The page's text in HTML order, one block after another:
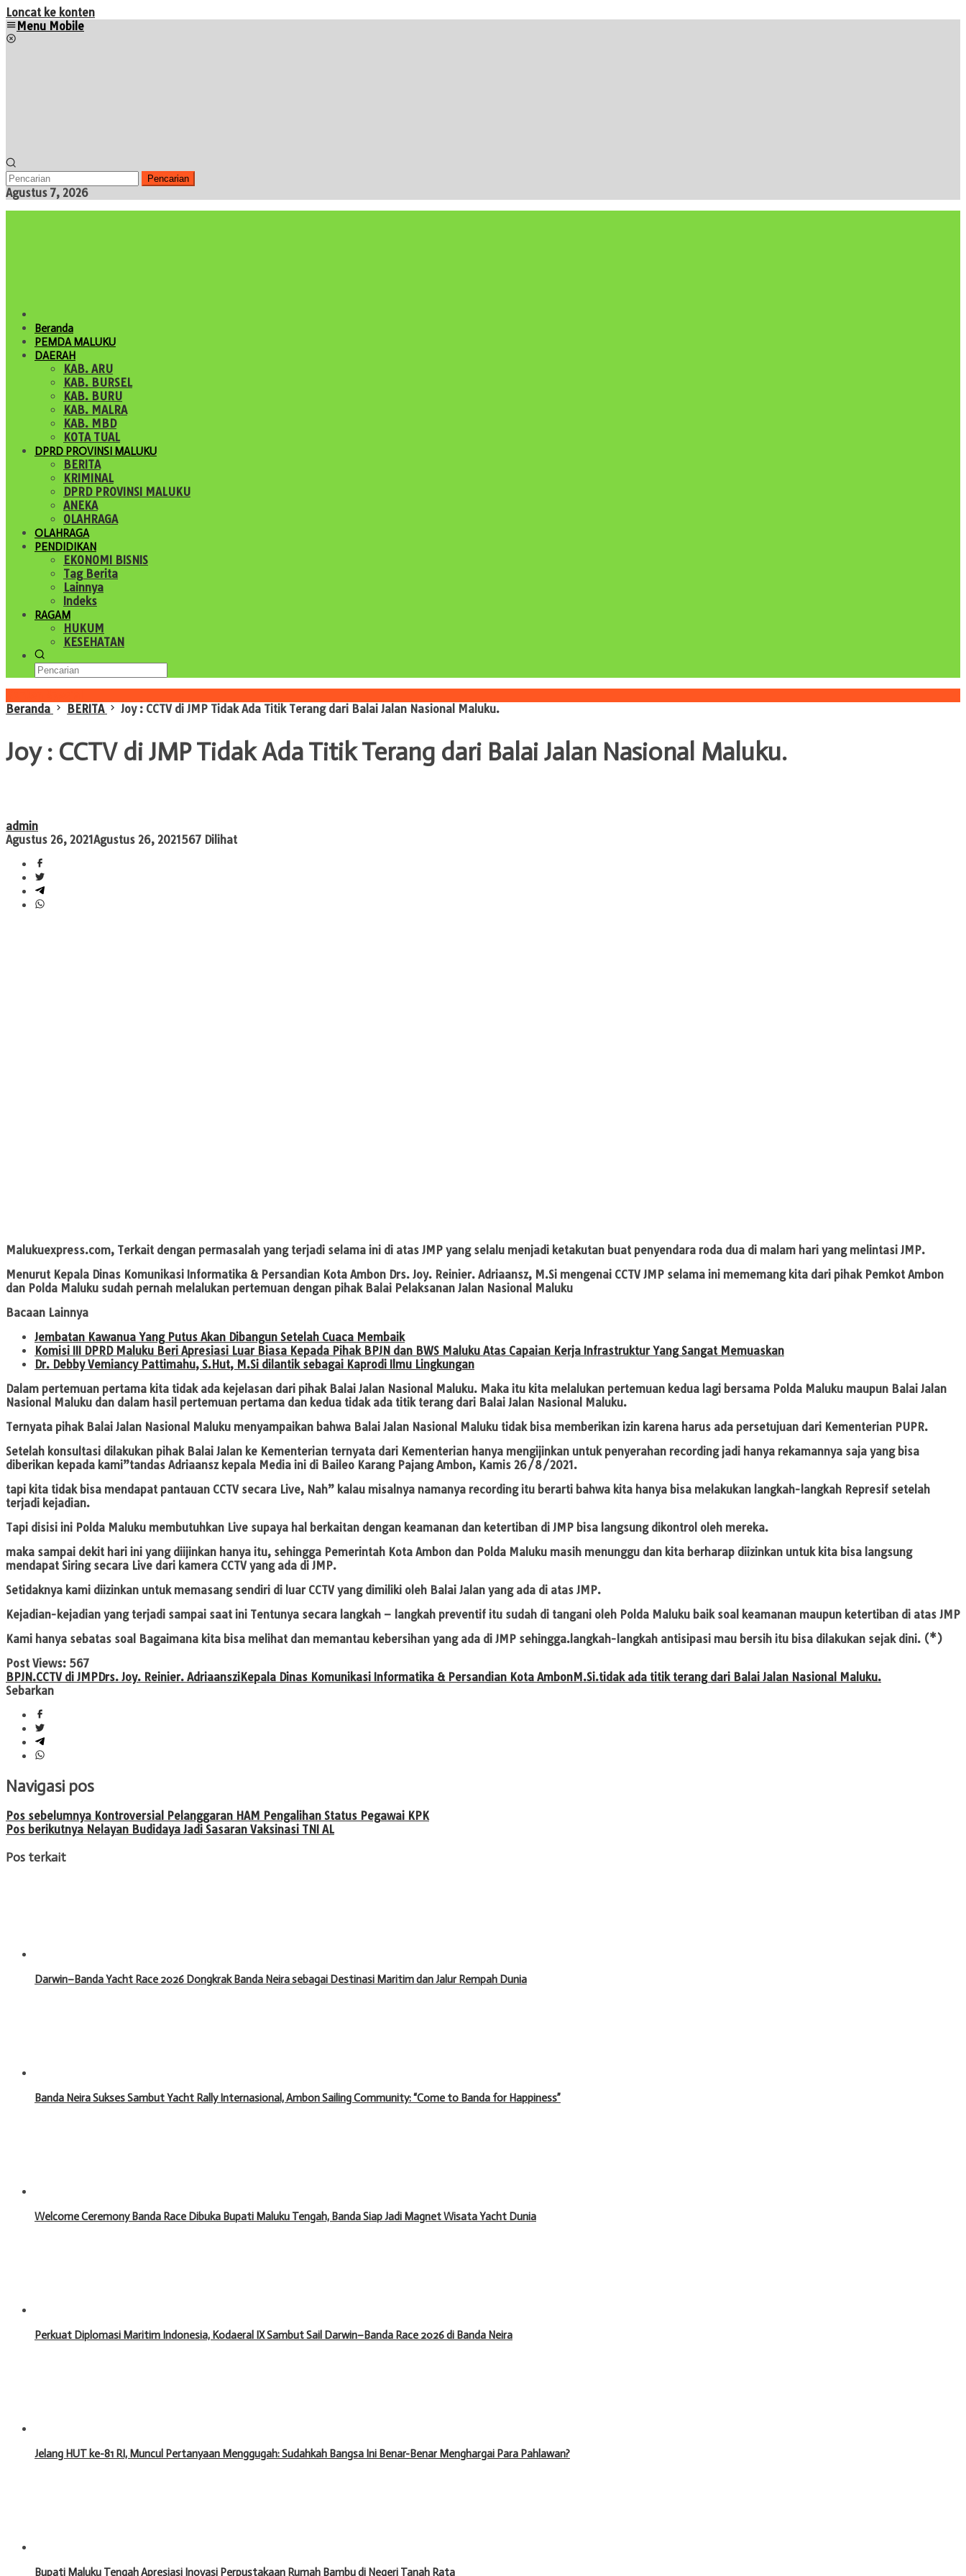
Loncat ke konten
Menu Mobile
Pencarian
Agustus 7, 2026
Beranda
PEMDA MALUKU
DAERAH
KAB. ARU
KAB. BURSEL
KAB. BURU
KAB. MALRA
KAB. MBD
KOTA TUAL
DPRD PROVINSI MALUKU
BERITA
KRIMINAL
DPRD PROVINSI MALUKU
ANEKA
OLAHRAGA
OLAHRAGA
PENDIDIKAN
EKONOMI BISNIS
Tag Berita
Lainnya
Indeks
RAGAM
HUKUM
KESEHATAN
Beranda
BERITA Joy : CCTV di JMP Tidak Ada Titik Terang dari Balai Jalan Nasional Maluku.
Joy : CCTV di JMP Tidak Ada Titik Terang dari Balai Jalan Nasional Maluku.
admin
Agustus 26, 2021Agustus 26, 2021567 Dilihat
Malukuexpress.com, Terkait dengan permasalah yang terjadi selama ini di atas JMP yang selalu menjadi ketakutan buat penyendara roda dua di malam hari yang melintasi JMP.
Menurut Kepala Dinas Komunikasi Informatika & Persandian Kota Ambon Drs. Joy. Reinier. Adriaansz, M.Si mengenai CCTV JMP selama ini mememang kita dari pihak Pemkot Ambon
dan Polda Maluku sudah pernah melalukan pertemuan dengan pihak Balai Pelaksanan Jalan Nasional Maluku
Bacaan Lainnya
Jembatan Kawanua Yang Putus Akan Dibangun Setelah Cuaca Membaik
Komisi III DPRD Maluku Beri Apresiasi Luar Biasa Kepada Pihak BPJN dan BWS Maluku Atas Capaian Kerja Infrastruktur Yang Sangat Memuaskan
Dr. Debby Vemiancy Pattimahu, S.Hut, M.Si dilantik sebagai Kaprodi Ilmu Lingkungan
Dalam pertemuan pertama kita tidak ada kejelasan dari pihak Balai Jalan Nasional Maluku. Maka itu kita melalukan pertemuan kedua lagi bersama Polda Maluku maupun Balai Jalan
Nasional Maluku dan dalam hasil pertemuan pertama dan kedua tidak ada titik terang dari Balai Jalan Nasional Maluku.
Ternyata pihak Balai Jalan Nasional Maluku menyampaikan bahwa Balai Jalan Nasional Maluku tidak bisa memberikan izin karena harus ada persetujuan dari Kementerian PUPR.
Setelah konsultasi dilakukan pihak Balai Jalan ke Kementerian ternyata dari Kementerian hanya mengijinkan untuk penyerahan recording jadi hanya rekamannya saja yang bisa
diberikan kepada kami”tandas Adriaansz kepala Media ini di Baileo Karang Pajang Ambon, Kamis 26/8/2021.
tapi kita tidak bisa mendapat pantauan CCTV secara Live, Nah” kalau misalnya namanya recording itu berarti bahwa kita hanya bisa melakukan langkah-langkah Represif setelah
terjadi kejadian.
Tapi disisi ini Polda Maluku membutuhkan Live supaya hal berkaitan dengan keamanan dan ketertiban di JMP bisa langsung dikontrol oleh mereka.
maka sampai dekit hari ini yang diijinkan hanya itu, sehingga Pemerintah Kota Ambon dan Polda Maluku masih menunggu dan kita berharap diizinkan untuk kita bisa langsung
mendapat Siring secara Live dari kamera CCTV yang ada di JMP.
Setidaknya kami diizinkan untuk memasang sendiri di luar CCTV yang dimiliki oleh Balai Jalan yang ada di atas JMP.
Kejadian-kejadian yang terjadi sampai saat ini Tentunya secara langkah – langkah preventif itu sudah di tangani oleh Polda Maluku baik soal keamanan maupun ketertiban di atas JMP
Kami hanya sebatas soal Bagaimana kita bisa melihat dan memantau kebersihan yang ada di JMP sehingga.langkah-langkah antisipasi mau bersih itu bisa dilakukan sejak dini. (*)
Post Views: 567
BPJN.CCTV di JMPDrs. Joy. Reinier. AdriaansziKepala Dinas Komunikasi Informatika & Persandian Kota AmbonM.Si.tidak ada titik terang dari Balai Jalan Nasional Maluku.
Sebarkan
Navigasi pos
Pos sebelumnya Kontroversial Pelanggaran HAM Pengalihan Status Pegawai KPK
Pos berikutnya Nelayan Budidaya Jadi Sasaran Vaksinasi TNI AL
Pos terkait
Darwin–Banda Yacht Race 2026 Dongkrak Banda Neira sebagai Destinasi Maritim dan Jalur Rempah Dunia
Banda Neira Sukses Sambut Yacht Rally Internasional, Ambon Sailing Community: “Come to Banda for Happiness”
Welcome Ceremony Banda Race Dibuka Bupati Maluku Tengah, Banda Siap Jadi Magnet Wisata Yacht Dunia
Perkuat Diplomasi Maritim Indonesia, Kodaeral IX Sambut Sail Darwin–Banda Race 2026 di Banda Neira
Jelang HUT ke-81 RI, Muncul Pertanyaan Menggugah: Sudahkah Bangsa Ini Benar-Benar Menghargai Para Pahlawan?
Bupati Maluku Tengah Apresiasi Inovasi Perpustakaan Rumah Bambu di Negeri Tanah Rata